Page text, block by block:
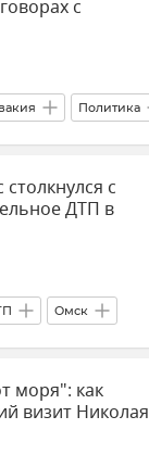
Керчь
с
Политика
Россия с
ДТП в
Омск
моря": как
визит Николая